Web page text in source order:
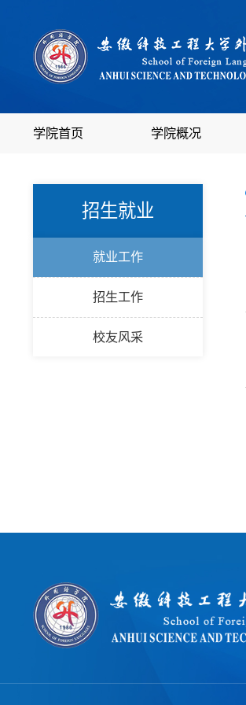
学院首页 学院概况
招生就业
就业工作
招生工作
校友风采